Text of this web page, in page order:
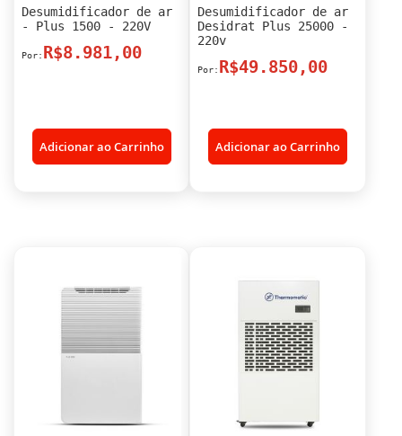
Desumidificador de ar
- Plus 1500 - 220V
R$8.981,00
Adicionar ao Carrinho
Desumidificador de ar
Desidrat Plus 25000 -
220v
R$49.850,00
Adicionar ao Carrinho